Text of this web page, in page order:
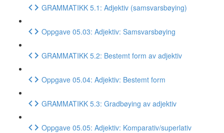
GRAMMATIKK 5.1: Adjektiv (samsvarsbøying)
Oppgave 05.03: Adjektiv: Samsvarsbøying
GRAMMATIKK 5.2: Bestemt form av adjektiv
Oppgave 05.04: Adjektiv: Bestemt form
GRAMMATIKK 5.3: Gradbøying av adjektiv
Oppgave 05.05: Adjektiv: Komparativ/superlativ